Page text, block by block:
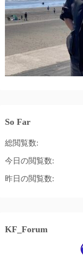
So Far
総閲覧数:
今日の閲覧数:
昨日の閲覧数:
KF_Forum